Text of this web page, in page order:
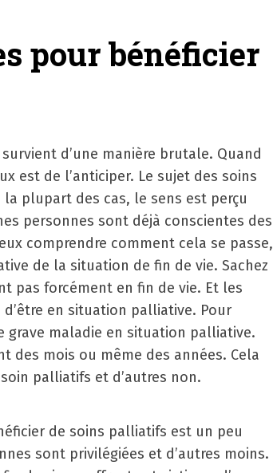
pour bénéficier
d’une manière brutale. Quand
est de l’anticiper. Le sujet des soins
plupart des cas, le sens est perçu
personnes sont déjà conscientes des
comprendre comment cela se passe,
de la situation de fin de vie. Sachez
pas forcément en fin de vie. Et les
en situation palliative. Pour
grave maladie en situation palliative.
des mois ou même des années. Cela
palliatifs et d’autres non.
de soins palliatifs est un peu
sont privilégiées et d’autres moins.